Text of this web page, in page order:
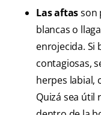
Las aftasson
blancas o
enrojecida. Si
contagiosas,
herpes labial,
Quizá sea útil